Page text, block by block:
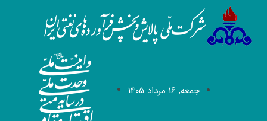
جمعه, 16 مرداد 1405